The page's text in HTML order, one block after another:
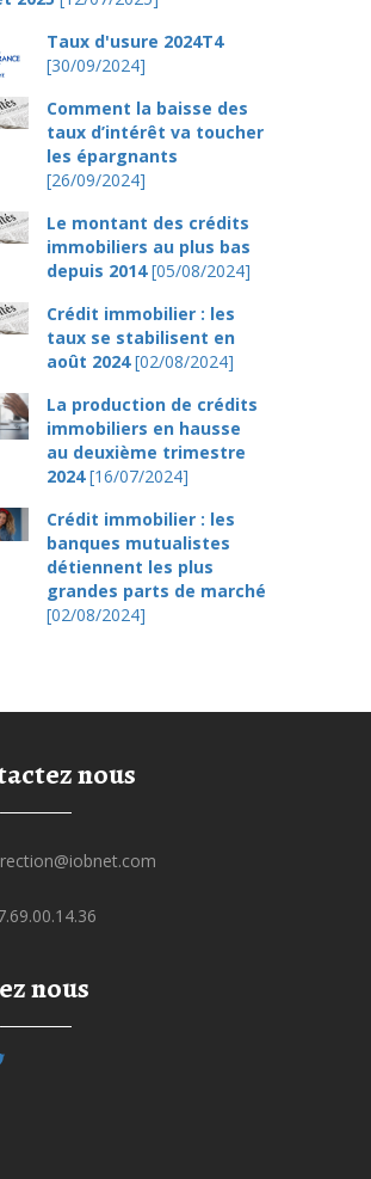
Taux d'usure 2024T4
[30/09/2024]
Comment la baisse des
taux d’intérêt va toucher
les épargnants
[26/09/2024]
Le montant des crédits
immobiliers au plus bas
depuis 2014[05/08/2024]
Crédit immobilier : les
taux se stabilisent en
août 2024[02/08/2024]
La production de crédits
immobiliers en hausse
au deuxième trimestre
2024[16/07/2024]
Crédit immobilier : les
banques mutualistes
détiennent les plus
grandes parts de marché
[02/08/2024]
nous
nous